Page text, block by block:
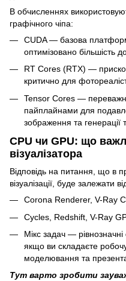
В обчисленнях
графічного чіпа:
CUDA — базова
оптимізовано більшість
RT Cores (RTX) —
критично для
Tensor Cores —
пайплайнами для
зображення та генерації
CPU чи GPU: що
візуалізатора
Відповідь на питання, що в
візуалізації, буде залежати
Corona Renderer, V-Ray
Cycles, Redshift, V-Ray
Мікс задач —
якщо ви складаєте
моделювання та
Тут варто зробити